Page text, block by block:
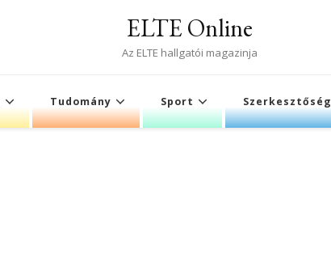
ELTE Online
Az ELTE hallgatói magazinja
Tudomány Sport Szerkesztőség